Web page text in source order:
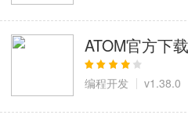
ATOM官方下
编程开发 v1.38.0